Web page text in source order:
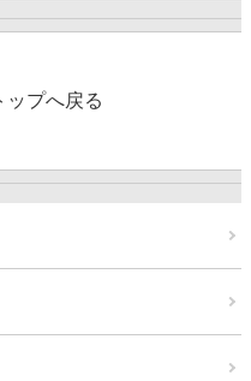
ップへ戻る